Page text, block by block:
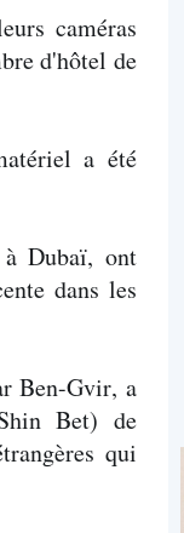
caméras
d'hôtel de
a été
Dubaï, ont
dans les
Ben-Gvir, a
Bet) de
qui